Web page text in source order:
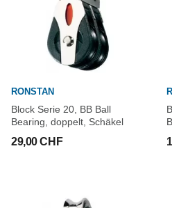
RONSTAN
Block Serie 20, BB Ball
Bearing, doppelt, Schäkel
29,00 CHF